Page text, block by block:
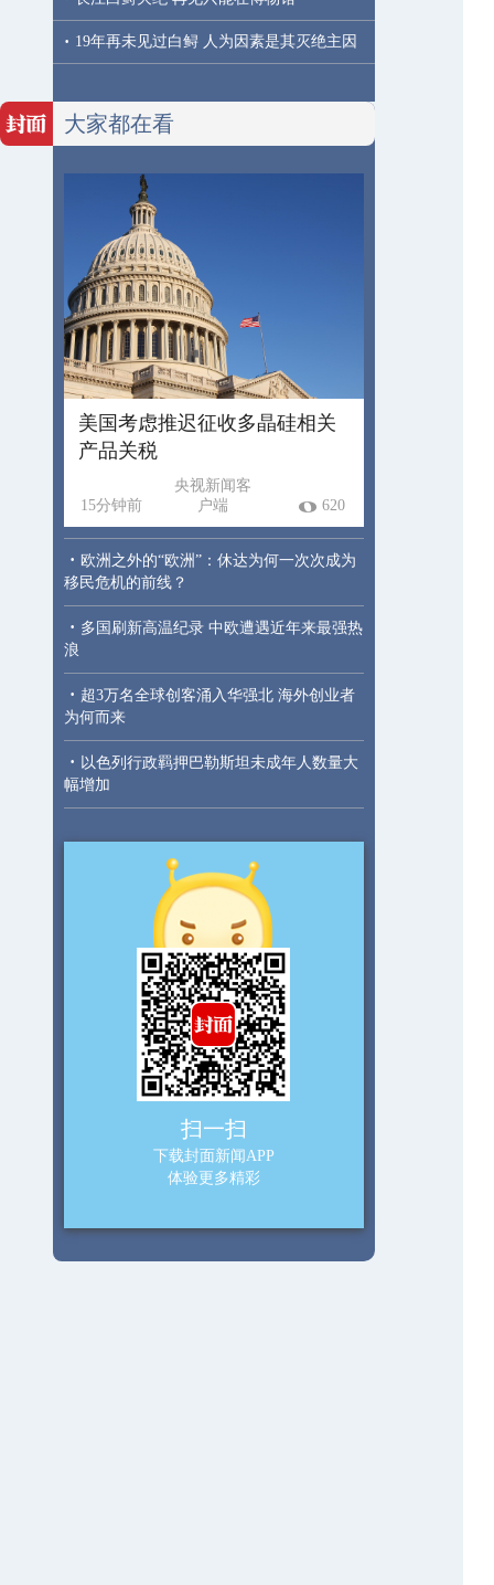
· 19年再未见过白鲟 人为因素是其灭绝主因
大家都在看
美国考虑推迟征收多晶硅相关
产品关税
15分钟前
央视新闻客
户端
620
· 欧洲之外的“欧洲”：休达为何一次次成为
移民危机的前线？
· 多国刷新高温纪录 中欧遭遇近年来最强热
浪
· 超3万名全球创客涌入华强北 海外创业者
为何而来
· 以色列行政羁押巴勒斯坦未成年人数量大
幅增加
扫一扫
下载封面新闻APP
体验更多精彩